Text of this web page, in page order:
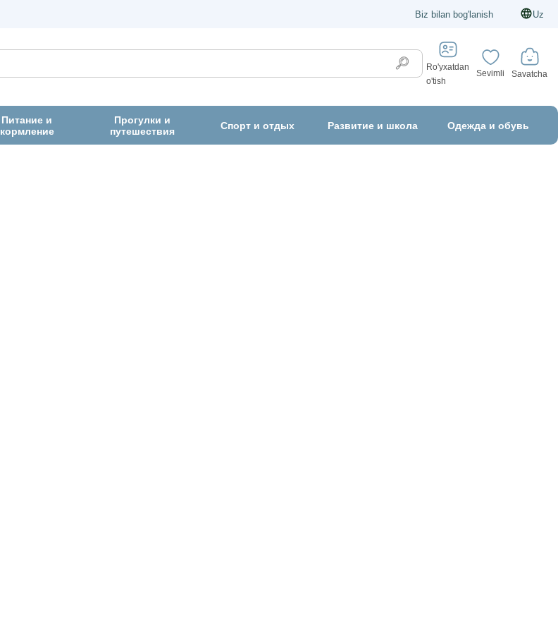
Biz bilan bog'lanish Uz
Ro'yxatdan
o'tish
Sevimli Savatcha
Питание и
кормление
Прогулки и
путешествия
Спорт и отдых Развитие и школа Одежда и обувь